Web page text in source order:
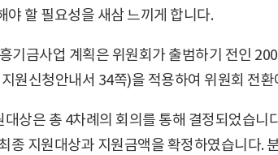
야 할 필요성을 새삼 느끼게 합니다.
기금사업 계획은 위원회가 출범하기 전인
원신청안내서 34쪽)을 적용하여 위원회 전
상은 총 4차례의 회의를 통해 결정되었습
종 지원대상과 지원금액을 확정하였습니다.